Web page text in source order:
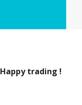
Happy trading !